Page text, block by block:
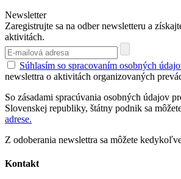
Newsletter
Zaregistrujte sa na odber newsletteru a
aktivitách.
Súhlasím so spracovaním osobných
newslettra o aktivitách organizovaných
So zásadami spracúvania osobných údajov
Slovenskej republiky, štátny podnik sa
adrese.
Z odoberania newslettra sa môžete
Kontakt